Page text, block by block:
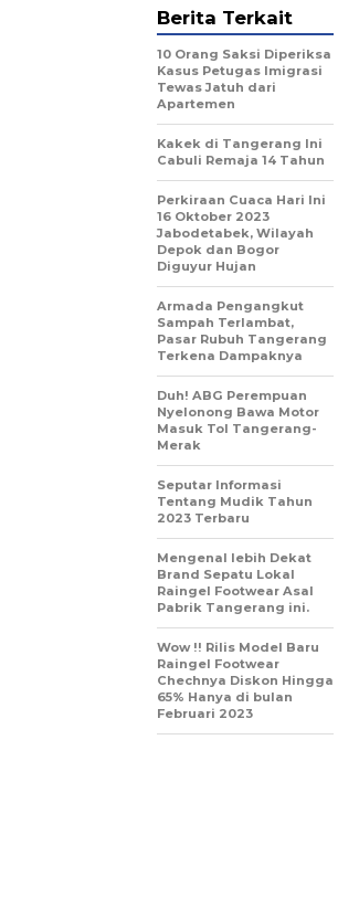
Berita Terkait
10 Orang Saksi Diperiksa
Kasus Petugas Imigrasi
Tewas Jatuh dari
Apartemen
Kakek di Tangerang Ini
Cabuli Remaja 14 Tahun
Perkiraan Cuaca Hari Ini
16 Oktober 2023
Jabodetabek, Wilayah
Depok dan Bogor
Diguyur Hujan
Armada Pengangkut
Sampah Terlambat,
Pasar Rubuh Tangerang
Terkena Dampaknya
Duh! ABG Perempuan
Nyelonong Bawa Motor
Masuk Tol Tangerang-
Merak
Seputar Informasi
Tentang Mudik Tahun
2023 Terbaru
Mengenal lebih Dekat
Brand Sepatu Lokal
Raingel Footwear Asal
Pabrik Tangerang ini.
Wow !! Rilis Model Baru
Raingel Footwear
Chechnya Diskon Hingga
65% Hanya di bulan
Februari 2023